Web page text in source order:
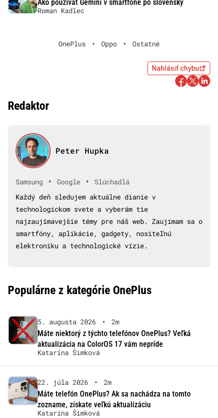
Ako používať Gemini v smartfóne po slovensky
Roman Kadlec
OnePlus • Oppo • Ostatné
Nahlásiť chybu
Redaktor
Peter Hupka
Samsung • Google •
Slúchadlá
Každý deň sledujem aktuálne dianie v
technologickom svete a vyberám tie
najzaujímavejšie témy pre náš web. Zaujímam sa o
smartfóny, aplikácie, gadgety, nositeľnú
elektroniku a technologické vízie.
Populárne z kategórie OnePlus
5. augusta 2026 •
2m
Máte niektorý z týchto telefónov OnePlus? Veľká
aktualizácia na ColorOS 17 vám nepríde
Katarína Šimková
22. júla 2026 •
2m
Máte telefón OnePlus? Ak sa nachádza na tomto
zozname, získate veľkú aktualizáciu
Katarína Šimková